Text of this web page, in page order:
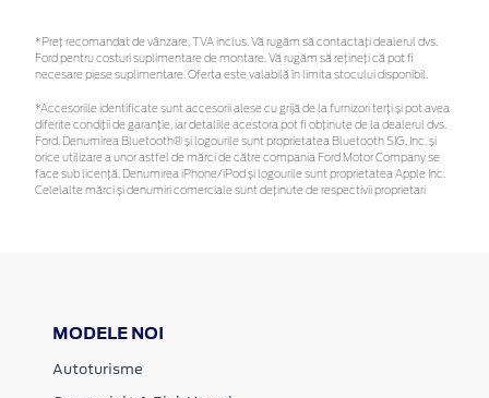
*Preţ recomandat de vânzare, TVA inclus. Vă rugăm să contactaţi dealerul dvs.
Ford pentru costuri suplimentare de montare. Vă rugăm să rețineți că pot fi
necesare piese suplimentare. Oferta este valabilă în limita stocului disponibil.
*Accesoriile identificate sunt accesorii alese cu grijă de la furnizori terți și pot avea
diferite condiții de garanție, iar detaliile acestora pot fi obținute de la dealerul dvs.
Ford. Denumirea Bluetooth® și logourile sunt proprietatea Bluetooth SIG, Inc. și
orice utilizare a unor astfel de mărci de către compania Ford Motor Company se
face sub licență. Denumirea iPhone/iPod și logourile sunt proprietatea Apple Inc.
Celelalte mărci și denumiri comerciale sunt deținute de respectivii proprietari
MODELE NOI
Autoturisme